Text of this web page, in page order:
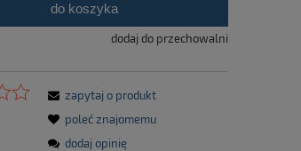
do koszyka
dodaj do przechowalni
zapytaj o produkt
poleć znajomemu
dodaj opinię